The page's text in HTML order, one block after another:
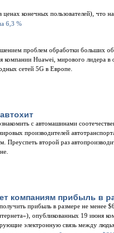
конечных пользователей), что
проблем обработки больших
компании Huawei, мирового лидера
сетей 5G в Европе.
с автомашинами
производителей
Преуспеть второй раз
компаниям прибыль в
прибыль в размере не менее
опубликованных 19 июня
электронную связь между